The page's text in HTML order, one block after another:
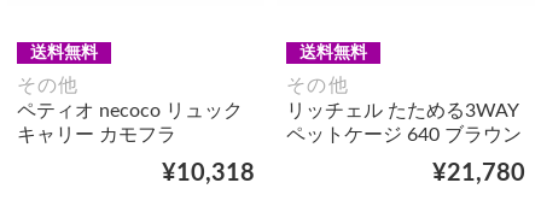
送料無料
その他
ペティオ necoco リュック
キャリー カモフラ
¥10,318
送料無料
その他
リッチェル たためる3WAY
ペットケージ 640 ブラウン
¥21,780